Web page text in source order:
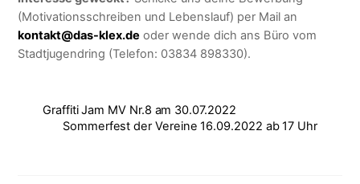
(Motivationsschreiben und Lebenslauf) per Mail an
kontakt@das-klex.de oder wende dich ans Büro vom
Stadtjugendring (Telefon: 03834 898330).
Graffiti Jam MV Nr.8 am 30.07.2022
Sommerfest der Vereine 16.09.2022 ab 17 Uhr